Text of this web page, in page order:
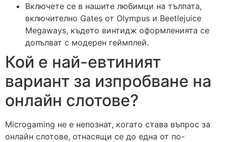
Включете се в нашите любимци на тълпата,
включително Gates от Olympus и Beetlejuice
Megaways, където винтидж оформленията се
допълват с модерен геймплей.
Кой е най-евтиният
вариант за изпробване на
онлайн слотове?
Microgaming не е непознат, когато става въпрос за
онлайн слотове, отнасящи се до една от по-